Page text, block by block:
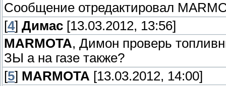
Сообщение отредактировал
[4] Димас [13.03.2012, 13:56]
MARMOTA, Димон проверь
ЗЫ а на газе также?
[5] MARMOTA [13.03.2012, 14:00]